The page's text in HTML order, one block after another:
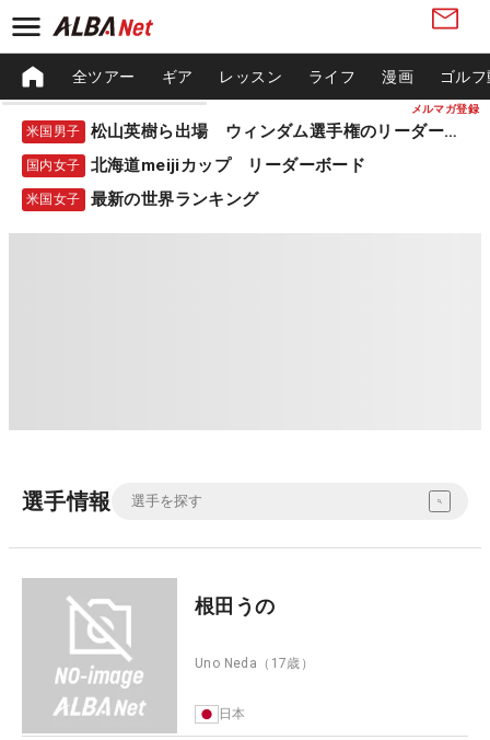
メルマガ登録
全ツアー ギア レッスン ライフ 漫画 ゴル
米国男子 松山英樹ら出場 ウィンダム選手権のリーダーボード
国内女子 北海道meijiカップ リーダーボード
米国女子 最新の世界ランキング
選手情報
根田うの
Uno Neda （17歳）
日本